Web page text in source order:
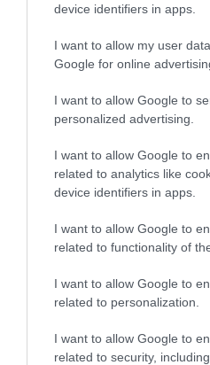
device identifiers in apps.
I want to allow my user
Google for online
I want to allow Google to
personalized advertising.
I want to allow Google to
related to analytics like
device identifiers in apps.
I want to allow Google to
related to functionality of
I want to allow Google to
related to personalization.
I want to allow Google to
related to security,